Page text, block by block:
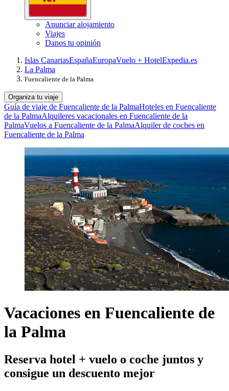
Anunciar alojamiento
Viajes
Danos tu opinión
Islas CanariasEspañaEuropaVuelo + HotelExpedia.es
La Palma
Fuencaliente de la Palma
Organiza tu viaje
Guía de viaje de Fuencaliente de la PalmaHoteles en Fuencaliente
de la PalmaAlquileres vacacionales en Fuencaliente de la
PalmaVuelos a Fuencaliente de la PalmaAlquiler de coches en
Fuencaliente de la Palma
Vacaciones en Fuencaliente de
la Palma
Reserva hotel + vuelo o coche juntos y
consigue un descuento mejor